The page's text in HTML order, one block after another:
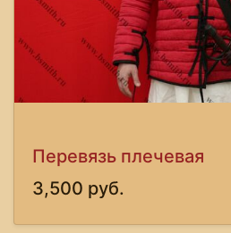
Перевязь плечевая
3,500 руб.